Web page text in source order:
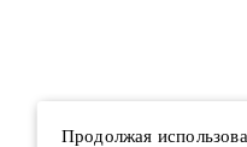
Продолжая